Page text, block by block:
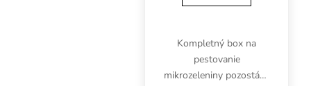
Kompletný box na
pestovanie
mikrozeleniny pozostáva